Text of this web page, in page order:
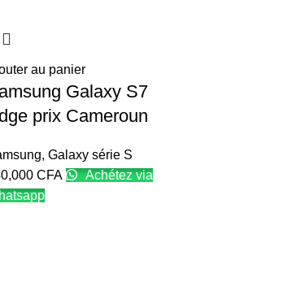
au panier
Galaxy S7
prix Cameroun
, Galaxy série S
CFA
Achétez via